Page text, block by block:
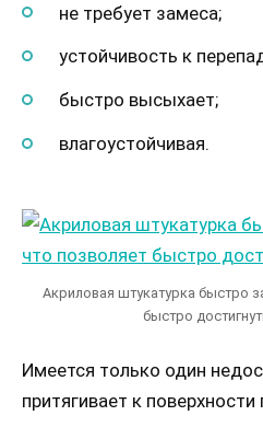
не требует замеса;
устойчивость к
быстро высыхает;
влагоустойчивая.
Акриловая штукатурка быстро
быстро
Имеется только один
притягивает к поверхности